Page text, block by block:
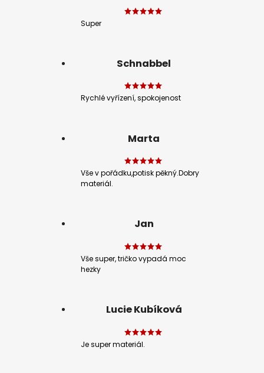
Super
Schnabbel
Rychlé vyřízení, spokojenost
Marta
Vše v pořádku,potisk pěkný.Dobry
materiál.
Jan
Vše super, tričko vypadá moc
hezky
Lucie Kubíková
Je super materiál.